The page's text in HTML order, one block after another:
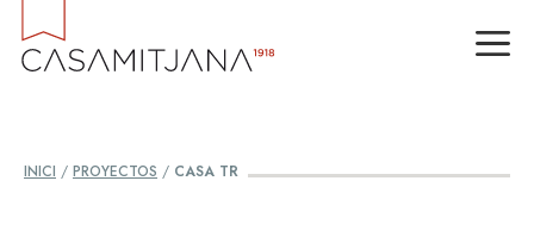
INICI / PROYECTOS / CASA TR